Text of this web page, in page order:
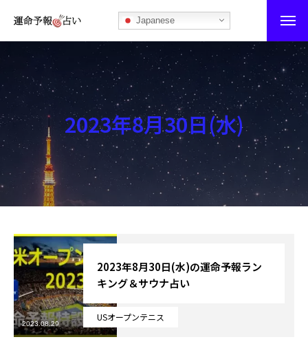
Japanese
運命予報占い
運命予報占いとは
あなたの所属部屋を探そう！
最恐の相性占い
秘伝公開！吉凶カレンダー
記事カテゴリー
ブログ
お知らせ
芸能界
2023年8月30日(水)
USオープンテニス
2023年8月30日(水)の運命予報ラン
キング＆サウナ占い
2023.08.29